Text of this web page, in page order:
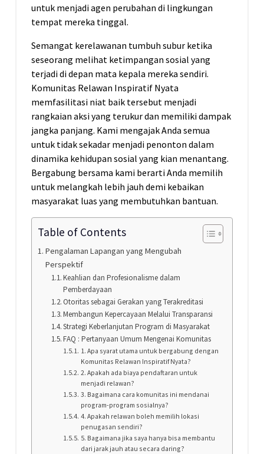
untuk menjadi agen perubahan di lingkungan
tempat mereka tinggal.
Semangat kerelawanan tumbuh subur ketika
seseorang melihat ketimpangan sosial yang
terjadi di depan mata kepala mereka sendiri.
Komunitas Relawan Inspiratif Nyata
memfasilitasi niat baik tersebut menjadi
rangkaian aksi yang terukur dan memiliki dampak
jangka panjang. Kami mengajak Anda semua
untuk tidak sekadar menjadi penonton dalam
dinamika kehidupan sosial yang kian menantang.
Bergabung bersama kami berarti Anda memilih
untuk melangkah lebih jauh demi kebaikan
masyarakat luas yang membutuhkan bantuan.
Table of Contents
Pengalaman Lapangan yang Mengubah
Perspektif
Keahlian dan Profesionalisme dalam
Pemberdayaan
Otoritas sebagai Gerakan yang Terakreditasi
Membangun Kepercayaan Melalui Transparansi
Strategi Keberlanjutan Program di Masyarakat
FAQ : Pertanyaan Umum Mengenai Komunitas
1. Apa syarat utama untuk bergabung dengan
Komunitas Relawan Inspiratif Nyata?
2. Apakah ada biaya pendaftaran untuk
menjadi relawan?
3. Bagaimana cara komunitas ini mendanai
program-program sosialnya?
4. Apakah relawan boleh memilih lokasi
penugasan sendiri?
5. Bagaimana jika saya hanya bisa membantu
dari jarak jauh atau secara daring?